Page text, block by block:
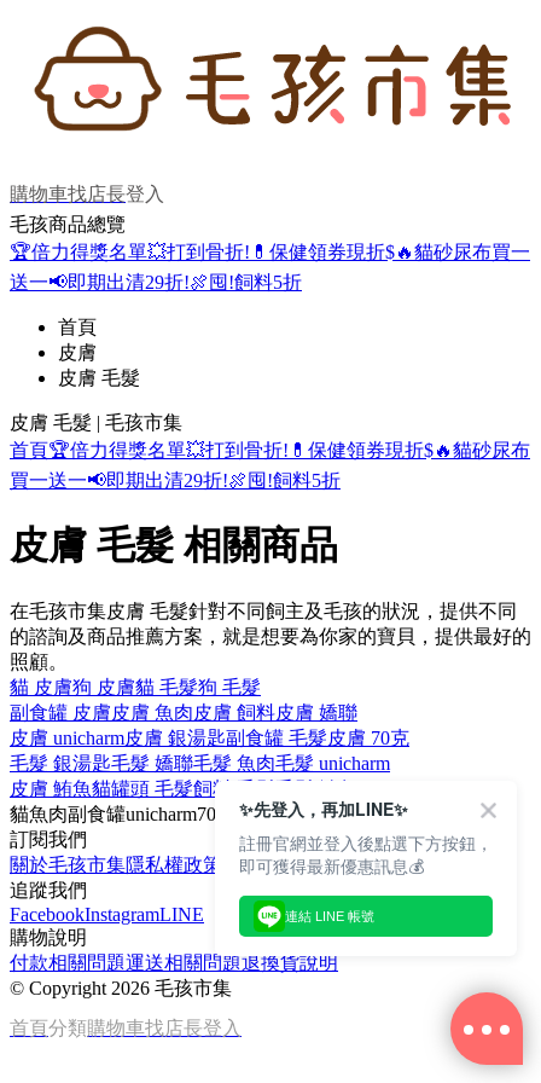
購物車找店長登入
毛孩商品總覽
🏆倍力得獎名單💥打到骨折! 💊保健領券現折$🔥貓砂尿布買一
送一📢即期出清29折!🍖囤!飼料5折
首頁
皮膚
皮膚 毛髮
皮膚 毛髮 | 毛孩市集
首頁🏆倍力得獎名單💥打到骨折! 💊保健領券現折$🔥貓砂尿布
買一送一📢即期出清29折!🍖囤!飼料5折
皮膚 毛髮 相關商品
在毛孩市集皮膚 毛髮針對不同飼主及毛孩的狀況，提供不同
的諮詢及商品推薦方案，就是想要為你家的寶貝，提供最好的
照顧。
貓 皮膚狗 皮膚貓 毛髮狗 毛髮
副食罐 皮膚皮膚 魚肉皮膚 飼料皮膚 嬌聯
皮膚 unicharm皮膚 銀湯匙副食罐 毛髮皮膚 70克
毛髮 銀湯匙毛髮 嬌聯毛髮 魚肉毛髮 unicharm
皮膚 鮪魚貓罐頭 毛髮飼料 毛髮
貓魚肉副食罐unicharm70克
訂閱我們
關於毛孩市集隱私權政策
文章
追蹤我們
FacebookInstagramLINE
購物說明
付款相關問題運送相關問題退換貨說明
© Copyright 2026 毛孩市集
首頁分類購物車找店長登入
✨先登入，再加LINE✨
註冊官網並登入後點選下方按鈕，
即可獲得最新優惠訊息💰
連結 LINE 帳號